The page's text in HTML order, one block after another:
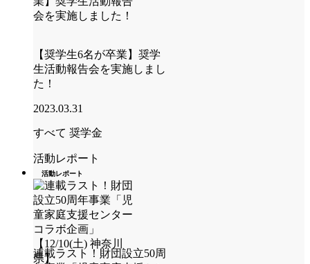
【奨学生6名が卒業】奨学
生活動報告会を実施しまし
た！
2023.03.31
すべて 奨学金
活動レポート
活動レポート
連載ラスト！財団設立50周